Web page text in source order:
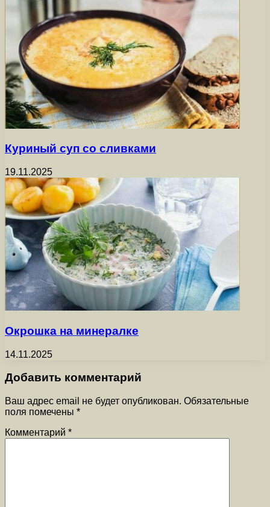
Куриный суп со сливками
19.11.2025
Окрошка на минералке
14.11.2025
Добавить комментарий
Ваш адрес email не будет опубликован. Обязательные
поля помечены *
Комментарий *